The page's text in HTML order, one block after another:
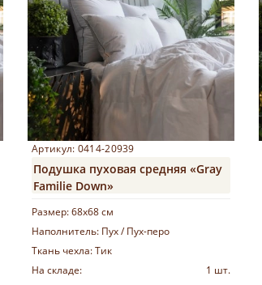
Артикул: 0414-20939
Подушка пуховая средняя «Gray
Familie Down»
Размер:68х68 см
Наполнитель: Пух / Пух-перо
Ткань чехла:Тик
На складе:
1 шт.